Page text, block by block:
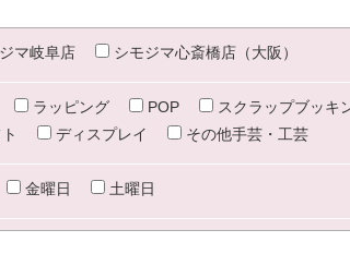
マ岐阜店 シモジマ心斎橋店（大阪）
ラッピング POP
スクラップブッキ
ディスプレイ その他手芸・工芸
金曜日 土曜日